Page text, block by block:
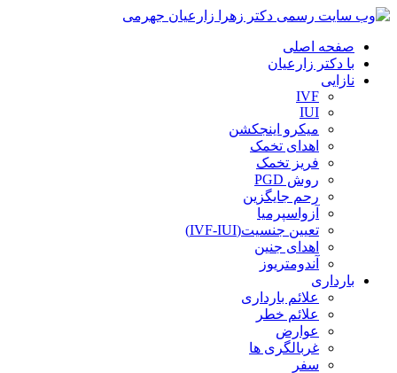
صفحه اصلی
با دکتر زارعیان
نازایی
IVF
IUI
میکرو اینجکشن
اهدای تخمک
فریز تخمک
روش PGD
رحم جایگزین
آزواسپرمیا
تعیین جنسیت(IVF-IUI)
اهدای جنین
آندومتریوز
بارداری
علائم بارداری
علائم خطر
عوارض
غربالگری ها
سفر